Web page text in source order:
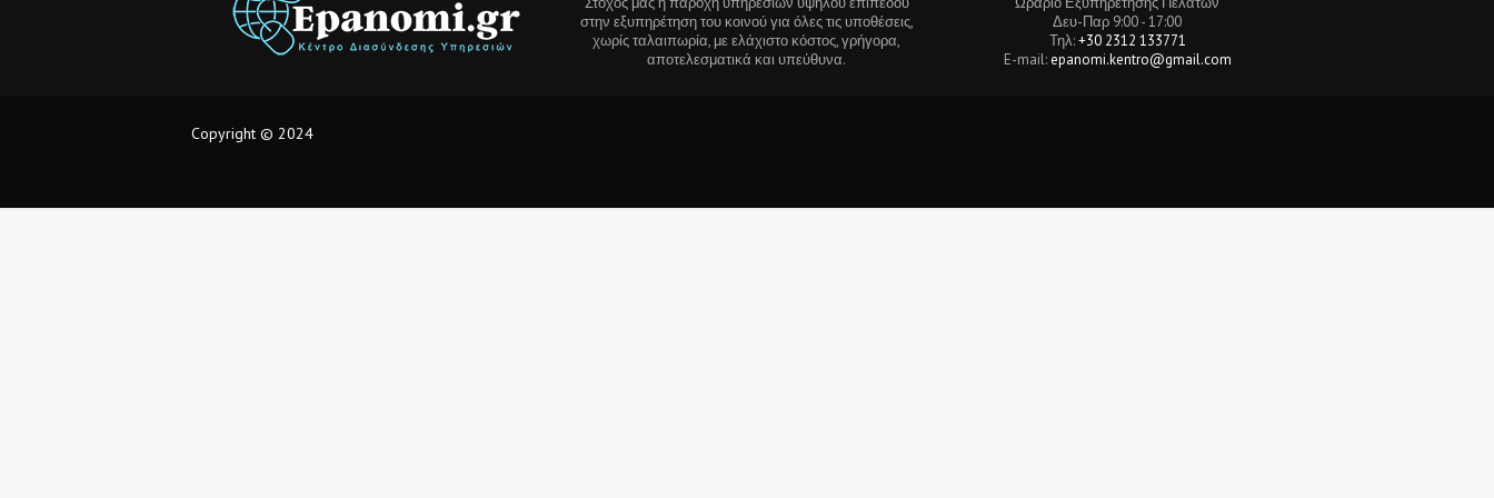
στην εξυπηρέτηση του κοινού για όλες τις υποθέσεις,
χωρίς ταλαιπωρία, με ελάχιστο κόστος, γρήγορα,
αποτελεσματικά και υπεύθυνα.
Δευ-Παρ 9:00 - 17:00
Τηλ:+30 2312 133771
E-mail: epanomi.kentro@gmail.com
Copyright © 2024